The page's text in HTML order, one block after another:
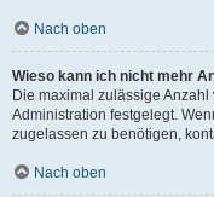
Nach oben
Wieso kann ich nicht mehr
Die maximal zulässige
Administration festgelegt.
zugelassen zu benötigen,
Nach oben